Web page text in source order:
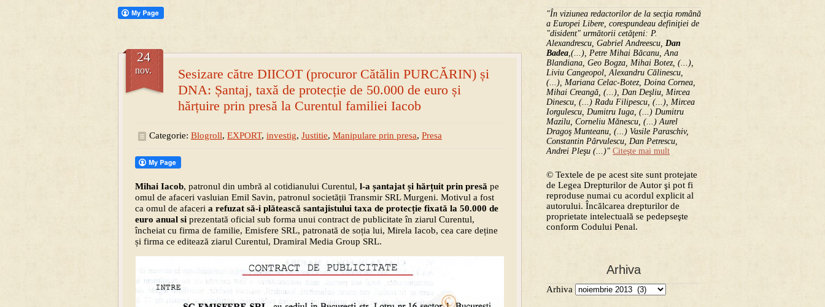
"În viziunea redactorilor de la secţia română
a Europei Libere, corespundeau definiţiei de
"disident" următorii ce­tă­ţeni: P.
Alexandrescu, Gabriel Andreescu, Dan
Badea,(...), Petre Mihai Băcanu, Ana
Blandiana, Geo Bogza, Mihai Botez, (...),
Liviu Cangeopol, Alexandru Călinescu,
(...), Mariana Celac-Botez, Doina Cornea,
Mihai Creangă, (...), Dan Deşliu, Mircea
Dinescu, (...) Radu Filipescu, (...), Mircea
Iorgulescu, Dumitru Iuga, (...) Dumitru
Mazilu, Corneliu Mănescu, (...) Aurel
Dragoş Munteanu, (...) Vasile Paraschiv,
Constantin Pârvulescu, Dan Petrescu,
Andrei Pleşu (...)" Citeşte mai mult
© Textele de pe acest site sunt protejate
de Legea Drepturilor de Autor şi pot fi
reproduse numai cu acordul explicit al
autorului. Încălcarea drepturilor de
proprietate intelectuală se pedepseşte
conform Codului Penal.
Arhiva
Arhiva
Sesizare către DIICOT (procuror Cătălin PURCĂRIN) și
DNA: Șantaj, taxă de protecție de 50.000 de euro și
hărțuire prin presă la Curentul familiei Iacob
24
nov.
Categorie: Blogroll, EXPORT, investig, Justitie, Manipulare prin presa, Presa
Mihai Iacob, patronul din umbră al cotidianului Curentul, l-a șantajat și hărțuit prin presă pe
omul de afaceri vasluian Emil Savin, patronul societății Transmir SRL Murgeni. Motivul a fost
ca omul de afaceri a refuzat să-i plătească santajistului taxa de protecție fixată la 50.000 de
euro anual si prezentată oficial sub forma unui contract de publicitate în ziarul Curentul,
încheiat cu firma de familie, Emisfere SRL, patronată de soția lui, Mirela Iacob, cea care deține
și firma ce editează ziarul Curentul, Dramiral Media Group SRL.